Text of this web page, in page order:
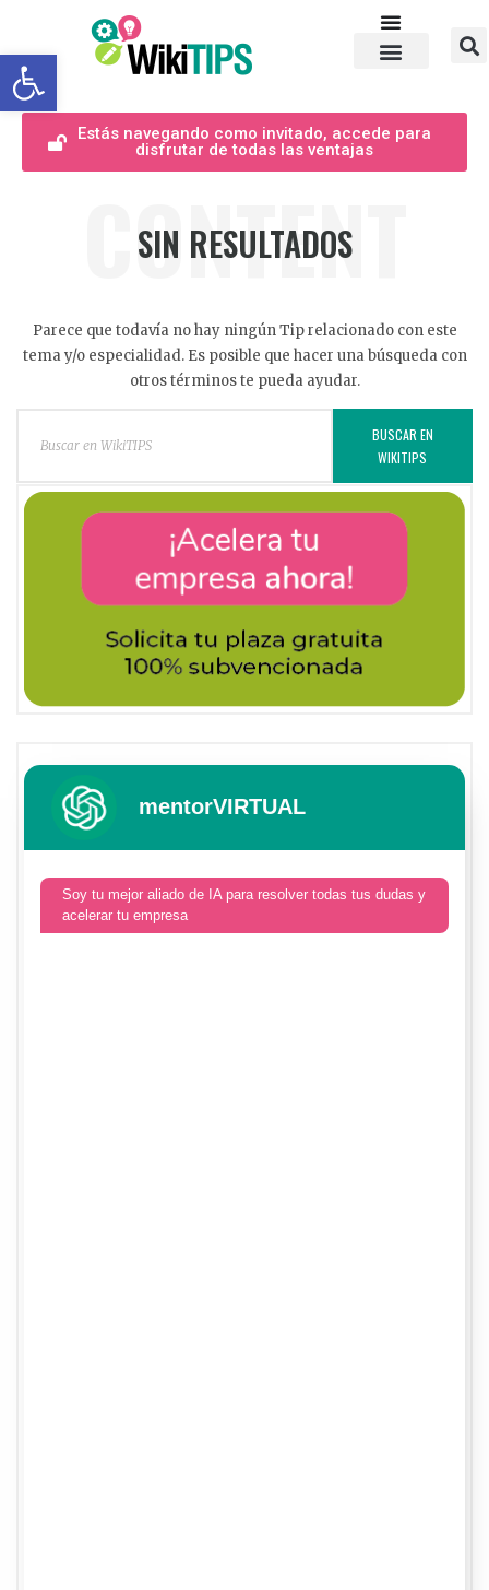
Abrir barra de herramientas
Estás navegando como invitado, accede para
disfrutar de todas las ventajas
CONTENT
SIN RESULTADOS
Parece que todavía no hay ningún Tip relacionado con este
tema y/o especialidad. Es posible que hacer una búsqueda con
otros términos te pueda ayudar.
BUSCAR EN
WIKITIPS
mentorVIRTUAL
Soy tu mejor aliado de IA para resolver todas tus dudas y
acelerar tu empresa